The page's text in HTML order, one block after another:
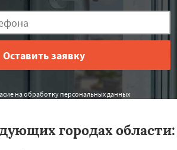
на обработку персональных данных
городах области: